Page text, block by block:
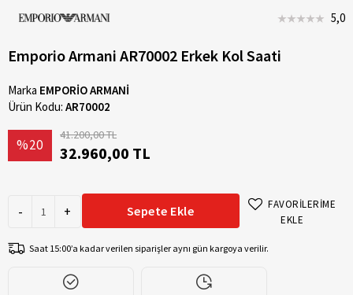
5,0
Emporio Armani AR70002 Erkek Kol Saati
Marka EMPORİO ARMANİ
Ürün Kodu: AR70002
%20
41.200,00 TL
32.960,00 TL
- + Sepete Ekle
FAVORİLERİME
EKLE
Saat 15:00’a kadar verilen siparişler aynı gün kargoya verilir.